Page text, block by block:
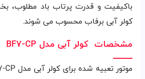
باکیفیت و قدرت پرتاب باد مطلوب،
کولر آبی برفاب محسوب می شوند.
مشخصات کولر آبی مدل BF7-CP